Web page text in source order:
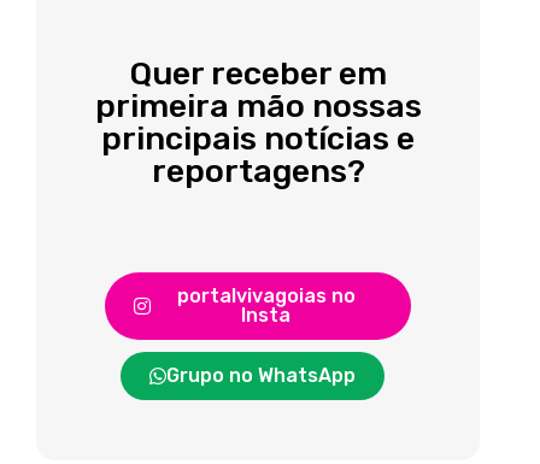
Quer receber em
primeira mão nossas
principais notícias e
reportagens?
portalvivagoias no
Insta
Grupo no WhatsApp